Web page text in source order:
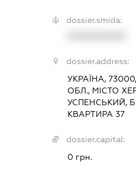
dossier.smida:
dossier.address:
УКРАЇНА,
ОБЛ., МІСТО
УСПЕНСЬКИЙ,
КВАРТИРА 37
dossier.capital:
0 грн.